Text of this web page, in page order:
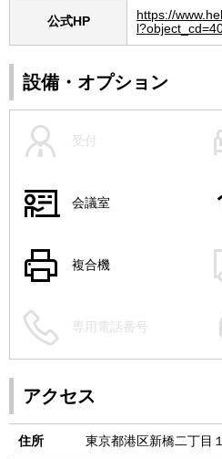
公式HP
https://
設備・オプション
受付
会議室
複合機
専用電話番号
アクセス
住所 東京都港区新橋二丁目